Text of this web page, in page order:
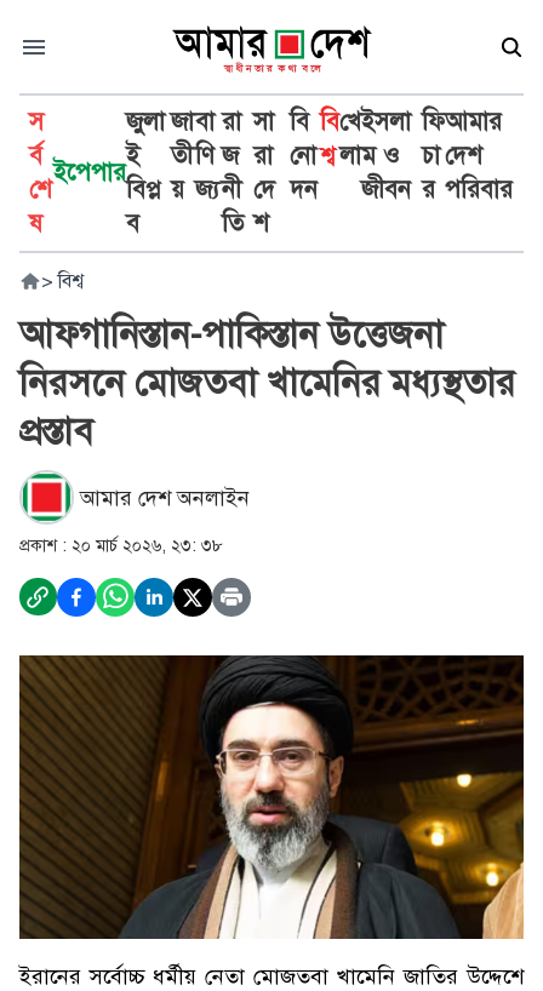
স
র্ব
শে
ষ
ইপেপার
জুলা
ই
বিপ্ল
ব
জা
তী
য়
বা
ণি
জ্য
রা
জ
নী
তি
সা
রা
দে
শ
বি
নো
দন
বি
শ্ব
খে
লা
ইসলা
ম ও
জীবন
ফি
চা
র
আমার
দেশ
পরিবার
> বিশ্ব
আফগানিস্তান-পাকিস্তান উত্তেজনা
নিরসনে মোজতবা খামেনির মধ্যস্থতার
প্রস্তাব
আমার দেশ অনলাইন
প্রকাশ : ২০ মার্চ ২০২৬, ২৩: ৩৮
ইরানের সর্বোচ্চ ধর্মীয় নেতা মোজতবা খামেনি জাতির উদ্দেশে